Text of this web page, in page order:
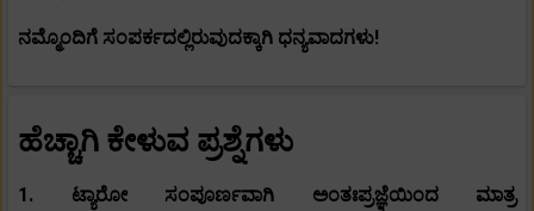
ನಮ್ಮೊಂದಿಗೆ ಸಂಪರ್ಕದಲ್ಲಿರುವುದಕ್ಕಾಗಿ ಧನ್ಯವಾದಗಳು!
ಹೆಚ್ಚಾಗಿ ಕೇಳುವ ಪ್ರಶ್ನೆಗಳು
1. ಟ್ಯಾರೋ ಸಂಪೂರ್ಣವಾಗಿ ಅಂತಃಪ್ರಜ್ಞೆಯಿಂದ ಮಾತ್ರ